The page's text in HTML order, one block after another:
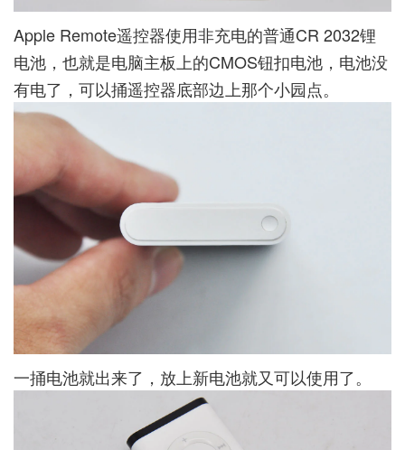
Apple Remote遥控器使用非充电的普通CR 2032锂
电池，也就是电脑主板上的CMOS钮扣电池，电池没
有电了，可以捅遥控器底部边上那个小园点。
一捅电池就出来了，放上新电池就又可以使用了。